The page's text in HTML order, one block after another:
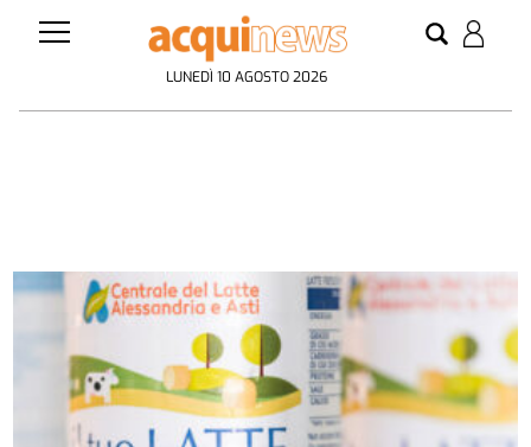
LUNEDÌ 10 AGOSTO 2026